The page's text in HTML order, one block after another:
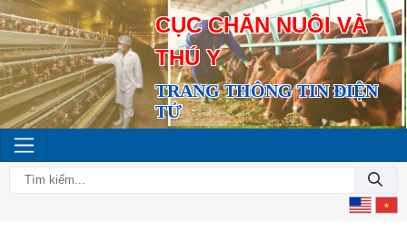
CỤC CHĂN NUÔI VÀ
THÚ Y
TRANG THÔNG TIN ĐIỆN
TỬ